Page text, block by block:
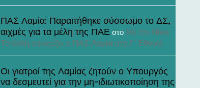
ΠΑΣ Λαμία: Παραιτήθηκε σύσσωμο το ΔΣ,
αιχμές για τα μέλη της ΠΑΕ στο Με τον Νίκο
Τσιλαλή συνεχίζει ο ΠΑΣ Λαμία στη Γ’ Εθνική
Οι γιατροί της Λαμίας ζητούν ο Υπουργός
να δεσμευτεί για την μη-ιδιωτικοποίηση της